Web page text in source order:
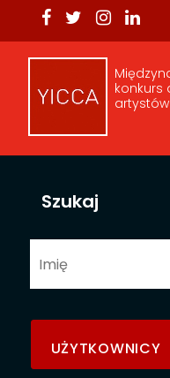
konkurs
artystów
Szukaj
UŻYTKOWNICY